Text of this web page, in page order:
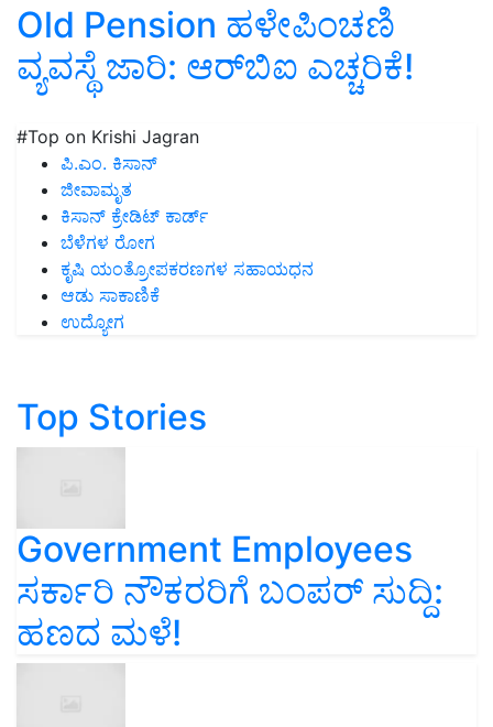
Old Pension ಹಳೇಪಿಂಚಣಿ
ವ್ಯವಸ್ಥೆ ಜಾರಿ: ಆರ್‌ಬಿಐ ಎಚ್ಚರಿಕೆ!
#Top on Krishi Jagran
ಪಿ.ಎಂ. ಕಿಸಾನ್
ಜೀವಾಮೃತ
ಕಿಸಾನ್ ಕ್ರೇಡಿಟ್ ಕಾರ್ಡ್
ಬೆಳೆಗಳ ರೋಗ
ಕೃಷಿ ಯಂತ್ರೋಪಕರಣಗಳ ಸಹಾಯಧನ
ಆಡು ಸಾಕಾಣಿಕೆ
ಉದ್ಯೋಗ
Top Stories
Government Employees
ಸರ್ಕಾರಿ ನೌಕರರಿಗೆ ಬಂಪರ್‌ ಸುದ್ದಿ:
ಹಣದ ಮಳೆ!